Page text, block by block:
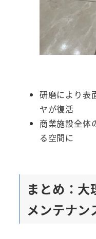
研磨により表
ヤが復活
商業施設全体
る空間に
まとめ：大
メンテナン